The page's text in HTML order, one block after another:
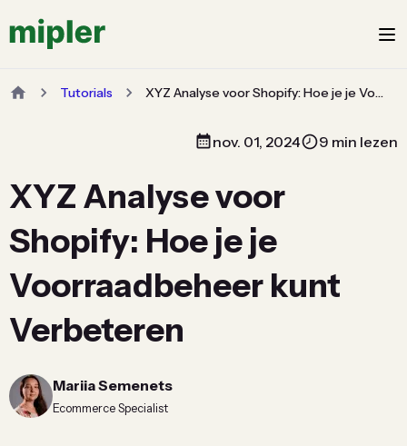
Tutorials XYZ Analyse voor Shopify: Hoe je je Voorraadbeheer kunt Verbeteren
nov. 01, 2024 9 min lezen
XYZ Analyse voor
Shopify: Hoe je je
Voorraadbeheer kunt
Verbeteren
Mariia Semenets
Ecommerce Specialist